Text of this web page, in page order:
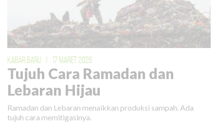
KABAR BARU 17 MARET 2026
Tujuh Cara Ramadan dan
Lebaran Hijau
Ramadan dan Lebaran menaikkan produksi sampah. Ada
tujuh cara memitigasinya.